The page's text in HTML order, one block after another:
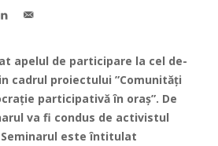
apelul de participare la cel de-
cadrul proiectului ”Comunități
participativă în oraș”. De
va fi condus de activistul
este întitulat